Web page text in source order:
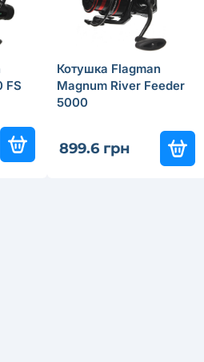
FS
Котушка Flagman
Magnum River Feeder
5000
899.6 грн